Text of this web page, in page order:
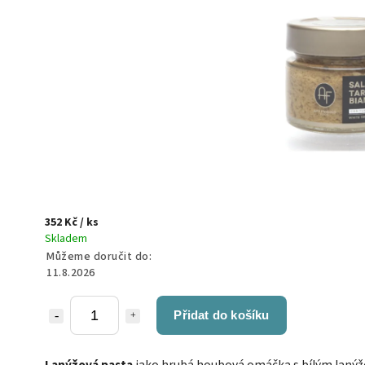
352 Kč/ ks
Skladem
Můžeme doručit do:
11.8.2026
Přidat do košíku